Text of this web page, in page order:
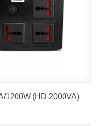
1200W (HD-2000VA)